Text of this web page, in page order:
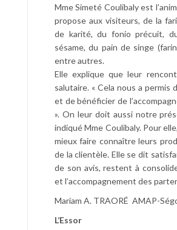
Mme Simeté Coulibaly est
propose aux visiteurs, de la
de karité, du fonio précuit,
sésame, du pain de singe
entre autres.
Elle explique que leur
salutaire. « Cela nous a permis
et de bénéficier de
». On leur doit aussi notre
indiqué Mme Coulibaly. Pour
mieux faire connaître leurs
de la clientèle. Elle se dit
de son avis, restent à
et l’accompagnement des
Mariam A. TRAORÉ AMAP-
L’Essor